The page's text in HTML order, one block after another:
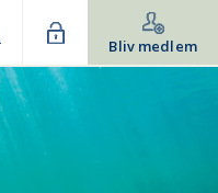
Bliv medlem